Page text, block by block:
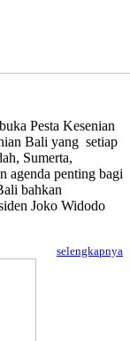
Pesta Kesenian
Bali yang setiap
Sumerta,
agenda penting bagi
bahkan
Joko Widodo
selengkapnya